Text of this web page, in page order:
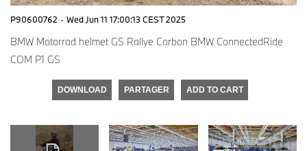
P90600762 · Wed Jun 11 17:00:13 CEST 2025
BMW Motorrad helmet GS Rallye Carbon BMW ConnectedRide
COM P1 GS
DOWNLOAD PARTAGER ADD TO CART